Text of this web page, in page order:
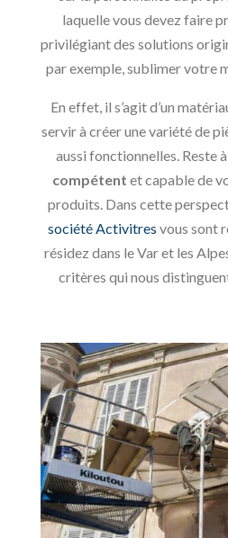
laquelle vous devez faire
privilégiant des solutions
par exemple, sublimer votre
En effet, il s’agit d’un
servir à créer une variété de
aussi fonctionnelles. Reste
compétent et capable de
produits. Dans cette
société Activitres vous sont
résidez dans le Var et les
critères qui nous